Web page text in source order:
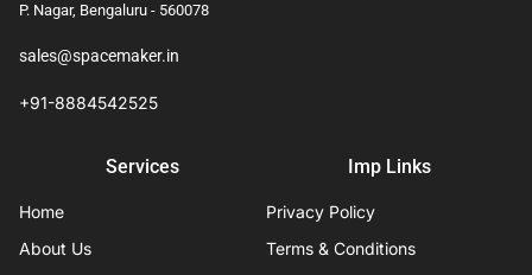
P. Nagar, Bengaluru - 560078
sales@spacemaker.in
+91-8884542525
Services
Home
About Us
Imp Links
Privacy Policy
Terms & Conditions